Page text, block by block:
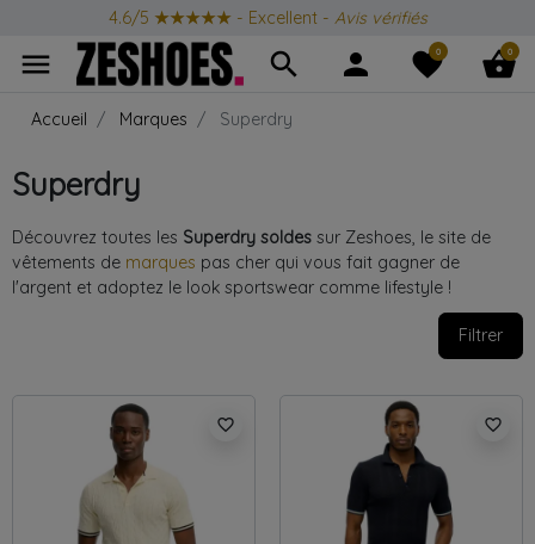
Produits Iconiquestoute l'année
menu search person favorite
0 shopping_basket
0
Accueil Marques Superdry
Superdry
Découvrez toutes les Superdry soldes sur Zeshoes, le site de
vêtements de marques pas cher qui vous fait gagner de
l'argent et adoptez le look sportswear comme lifestyle !
Filtrer
favorite_border favorite_border